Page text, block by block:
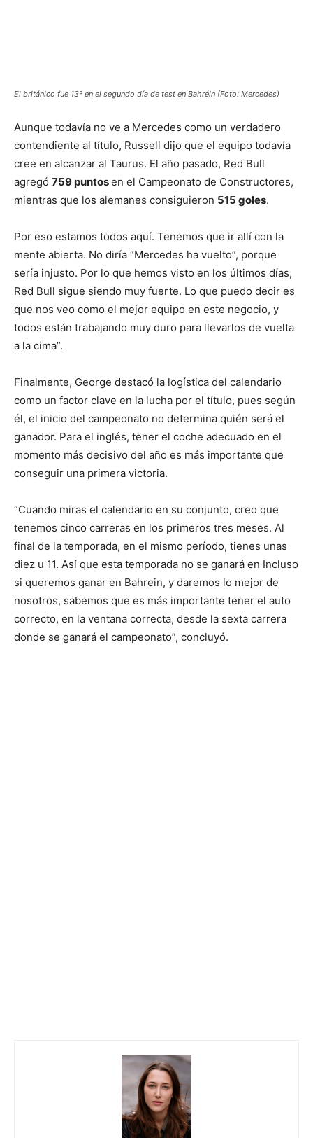
El británico fue 13º en el segundo día de test en Bahréin (Foto: Mercedes)
Aunque todavía no ve a Mercedes como un verdadero
contendiente al título, Russell dijo que el equipo todavía
cree en alcanzar al Taurus. El año pasado, Red Bull
agregó 759 puntosen el Campeonato de Constructores,
mientras que los alemanes consiguieron 515 goles.
Por eso estamos todos aquí. Tenemos que ir allí con la
mente abierta. No diría “Mercedes ha vuelto”, porque
sería injusto. Por lo que hemos visto en los últimos días,
Red Bull sigue siendo muy fuerte. Lo que puedo decir es
que nos veo como el mejor equipo en este negocio, y
todos están trabajando muy duro para llevarlos de vuelta
a la cima”.
Finalmente, George destacó la logística del calendario
como un factor clave en la lucha por el título, pues según
él, el inicio del campeonato no determina quién será el
ganador. Para el inglés, tener el coche adecuado en el
momento más decisivo del año es más importante que
conseguir una primera victoria.
“Cuando miras el calendario en su conjunto, creo que
tenemos cinco carreras en los primeros tres meses. Al
final de la temporada, en el mismo período, tienes unas
diez u 11. Así que esta temporada no se ganará en Incluso
si queremos ganar en Bahrein, y daremos lo mejor de
nosotros, sabemos que es más importante tener el auto
correcto, en la ventana correcta, desde la sexta carrera
donde se ganará el campeonato”, concluyó.